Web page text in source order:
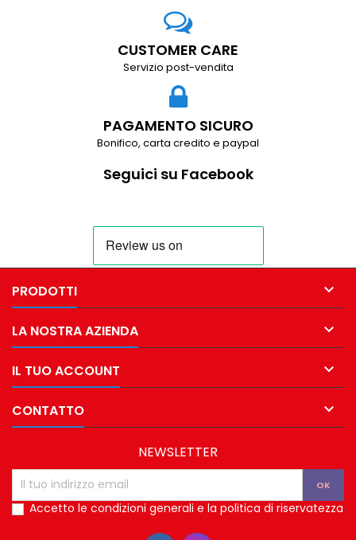
CUSTOMER CARE
Servizio post-vendita
PAGAMENTO SICURO
Bonifico, carta credito e paypal
Seguici su Facebook
PRODOTTI 
LA NOSTRA AZIENDA 
IL TUO ACCOUNT 
CONTATTO 
NEWSLETTER
Accetto le condizioni generali e la politica di riservatezza